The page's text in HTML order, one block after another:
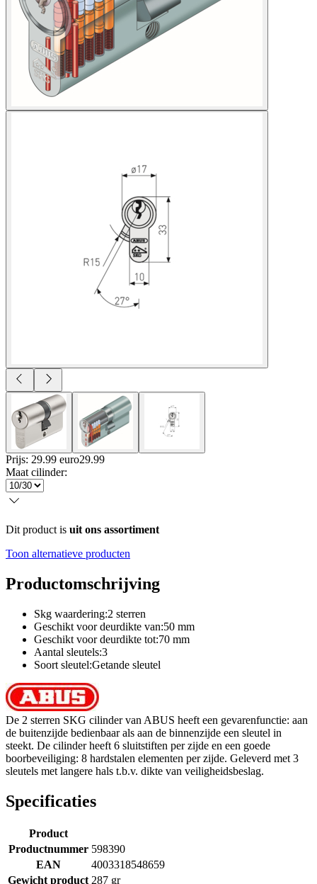
Prijs: 29.99 euro29.99
Maat cilinder:
Dit product is uit ons assortiment
Toon alternatieve producten
Productomschrijving
Skg waardering:2 sterren
Geschikt voor deurdikte van:50 mm
Geschikt voor deurdikte tot:70 mm
Aantal sleutels:3
Soort sleutel:Getande sleutel
De 2 sterren SKG cilinder van ABUS heeft een gevarenfunctie: aan
de buitenzijde bedienbaar als aan de binnenzijde een sleutel in
steekt. De cilinder heeft 6 sluitstiften per zijde en een goede
boorbeveiliging: 8 hardstalen elementen per zijde. Geleverd met 3
sleutels met langere hals t.b.v. dikte van veiligheidsbeslag.
Specificaties
Product
Productnummer 598390
EAN
4003318548659
Gewicht product 287 gr